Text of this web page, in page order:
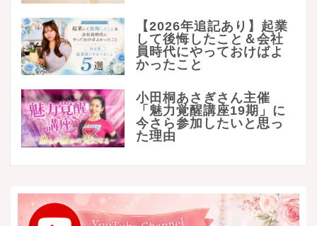
【2026年追記あり】起業
して後悔したこと＆会社
員時代にやっておけばよ
かったこと
小田桐あさぎさん主催
「魅力覚醒講座19期」に
今さら参加したいと思っ
た理由